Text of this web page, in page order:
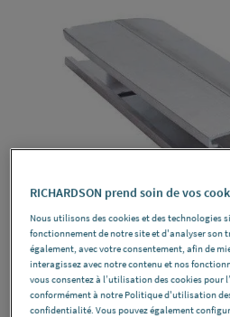
SKYLUX REF : 16467
RICHARDSON prend soin de vos
Nous utilisons des cookies et des technologies
fonctionnement de notre site et d'analyser son
également, avec votre consentement, afin de
interagissez avec notre contenu et nos
vous consentez à l’utilisation des cookies pour
conformément à notre Politique d'utilisation
confidentialité. Vous pouvez également